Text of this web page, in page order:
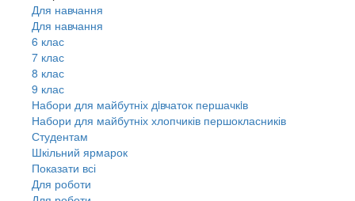
Для навчання
Для навчання
6 клас
7 клас
8 клас
9 клас
Набори для майбутніх дiвчаток першачкiв
Набори для майбутніх хлопчиків першокласників
Студентам
Шкільний ярмарок
Показати всі
Для роботи